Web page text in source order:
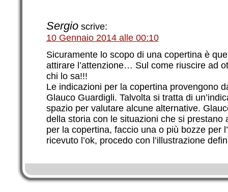
Sergio scrive:
10 Gennaio 2014 alle 00:10
Sicuramente lo scopo di una copertina è
attirare l’attenzione… Sul come riuscire ad
chi lo sa!!!
Le indicazioni per la copertina provengono
Glauco Guardigli. Talvolta si tratta di
spazio per valutare alcune alternative.
della storia con le situazioni che si prestano
per la copertina, faccio una o più bozze per
ricevuto l’ok, procedo con l’illustrazione